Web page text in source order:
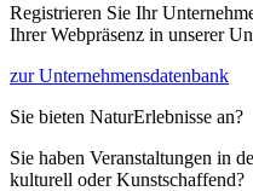
Registrieren Sie Ihr
Ihrer Webpräsenz in unserer
zur Unternehmensdatenbank
Sie bieten NaturErlebnisse an?
Sie haben Veranstaltungen in
kulturell oder Kunstschaffend?